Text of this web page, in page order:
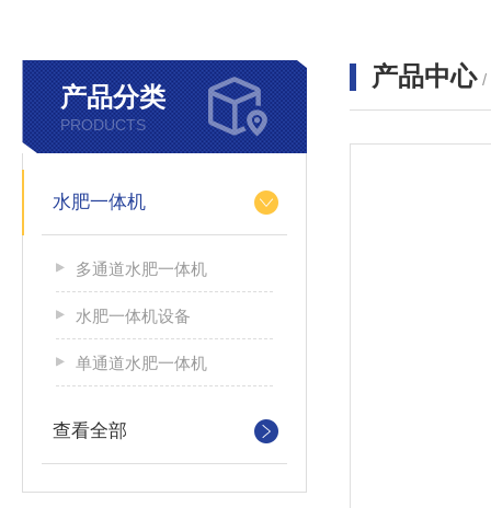
产品分类
PRODUCTS
水肥一体机
多通道水肥一体机
水肥一体机设备
单通道水肥一体机
查看全部
产品中心 /